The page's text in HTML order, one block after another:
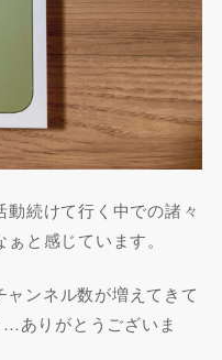
続けて行く中での諸々
と感じています。
ンネル数が増えてきて
ありがとうございま